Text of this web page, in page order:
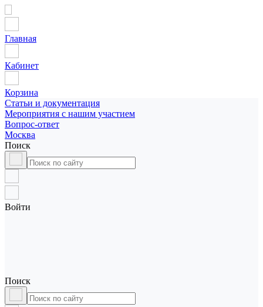
Главная
Кабинет
Корзина
Статьи и документация
Мероприятия с нашим участием
Вопрос-ответ
Москва
Поиск
Войти
Поиск